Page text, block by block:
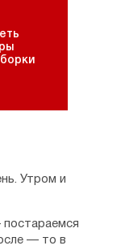
Утром и
— то в